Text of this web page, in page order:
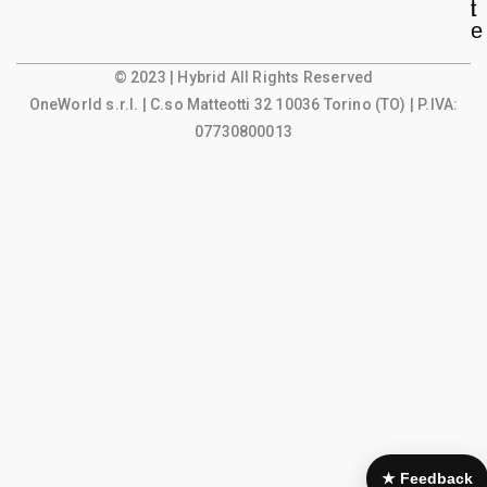
l
e
t
© 2023 | Hybrid All Rights Reserved
OneWorld s.r.l.
| C.so Matteotti 32 10036 Torino (TO) | P.IVA:
07730800013
★ Feedback